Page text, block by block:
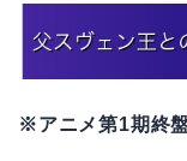
※アニメ第1期終